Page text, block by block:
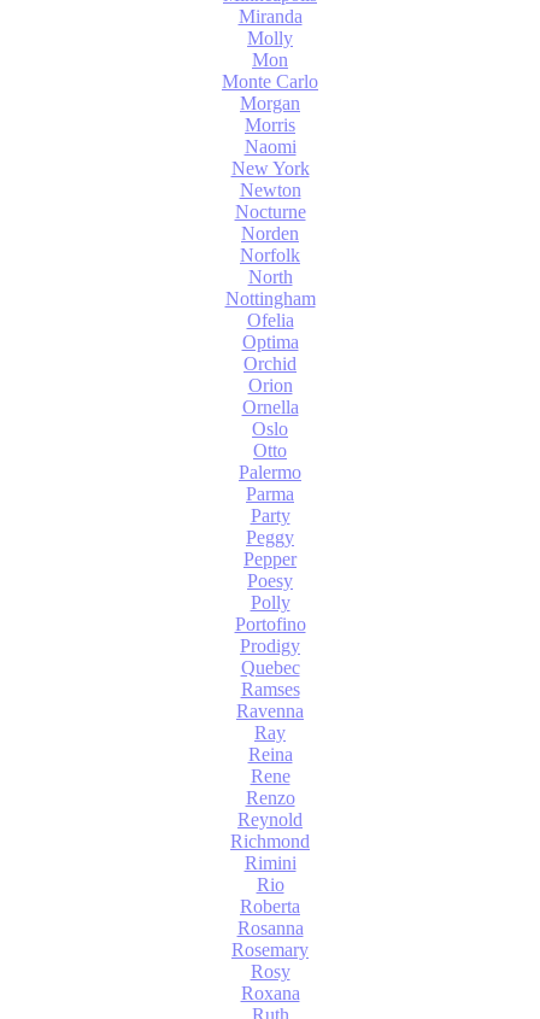
Miranda
Molly
Mon
Monte Carlo
Morgan
Morris
Naomi
New York
Newton
Nocturne
Norden
Norfolk
North
Nottingham
Ofelia
Optima
Orchid
Orion
Ornella
Oslo
Otto
Palermo
Parma
Party
Peggy
Pepper
Poesy
Polly
Portofino
Prodigy
Quebec
Ramses
Ravenna
Ray
Reina
Rene
Renzo
Reynold
Richmond
Rimini
Rio
Roberta
Rosanna
Rosemary
Rosy
Roxana
Ruth